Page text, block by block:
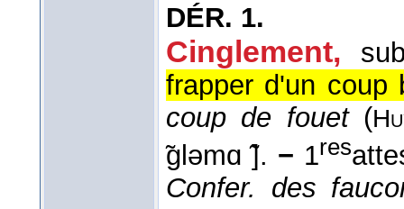
DÉR. 1.
Cinglement,
frapper d'un coup
coup de fouet(
̃gləmɑ ̃]. − 1res
Confer. des